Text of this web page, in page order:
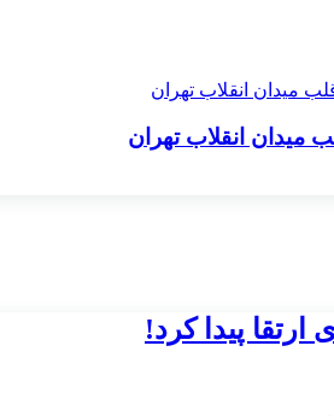
میدان انقلاب تهران
پیدا کرد!